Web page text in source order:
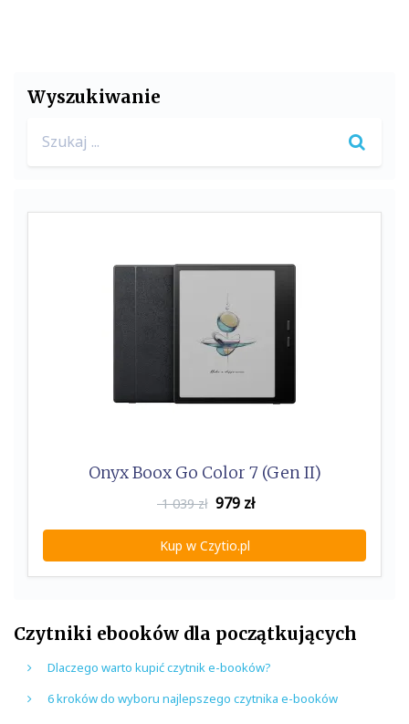
Wyszukiwanie
for:
Onyx Boox Go Color 7 (Gen II)
1 039 zł 979 zł
Kup w Czytio.pl
Czytniki ebooków dla początkujących
Dlaczego warto kupić czytnik e-booków?
6 kroków do wyboru najlepszego czytnika e-booków